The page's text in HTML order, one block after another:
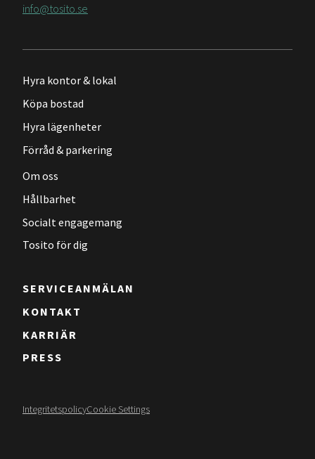
info@tosito.se
Hyra kontor & lokal
Köpa bostad
Hyra lägenheter
Förråd & parkering
Om oss
Hållbarhet
Socialt engagemang
Tosito för dig
SERVICEANMÄLAN
KONTAKT
KARRIÄR
PRESS
IntegritetspolicyCookie Settings